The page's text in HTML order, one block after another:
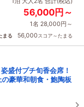
56,000円～
1名 28,000円～
まる 56,000スコア～たまる
盛付プチ旬香会席！
豪華和朝食・鮑陶板